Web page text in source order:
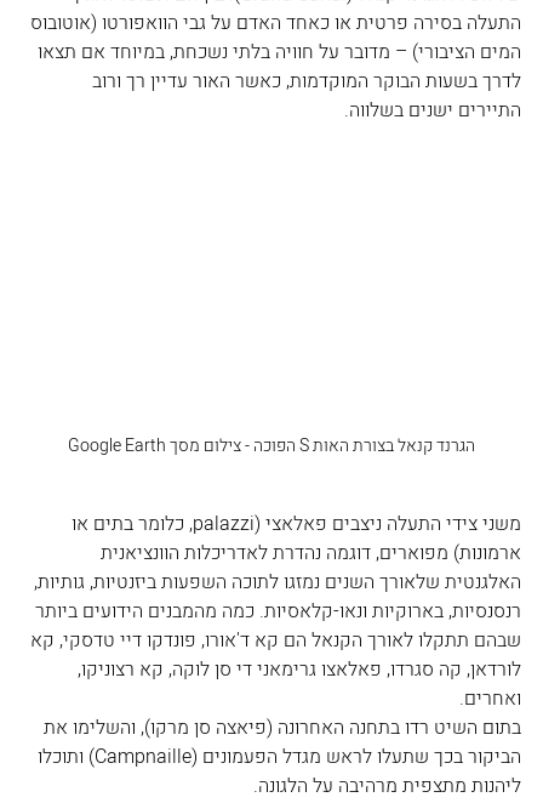
התעלה בסירה פרטית או כאחד האדם על גבי הוואפורטו (אוטובוס
המים הציבורי) – מדובר על חוויה בלתי נשכחת, במיוחד אם תצאו
לדרך בשעות הבוקר המוקדמות, כאשר האור עדיין רך ורוב
התיירים ישנים בשלווה.
הגרנד קנאל בצורת האות S הפוכה - צילום מסך Google Earth
משני צידי התעלה ניצבים פאלאצי (palazzi, כלומר בתים או
ארמונות) מפוארים, דוגמה נהדרת לאדריכלות הוונציאנית
האלגנטית שלאורך השנים נמזגו לתוכה השפעות ביזנטיות, גותיות,
רנסנסיות, בארוקיות ונאו-קלאסיות. כמה מהמבנים הידועים ביותר
שבהם תתקלו לאורך הקנאל הם קא ד'אורו, פונדקו דיי טדסקי, קא
לורדאן, קה סגרדו, פאלאצו גרימאני די סן לוקה, קא רצוניקו,
ואחרים.
בתום השיט רדו בתחנה האחרונה (פיאצה סן מרקו), והשלימו את
הביקור בכך שתעלו לראש מגדל הפעמונים (Campnaille) ותוכלו
ליהנות מתצפית מרהיבה על הלגונה.